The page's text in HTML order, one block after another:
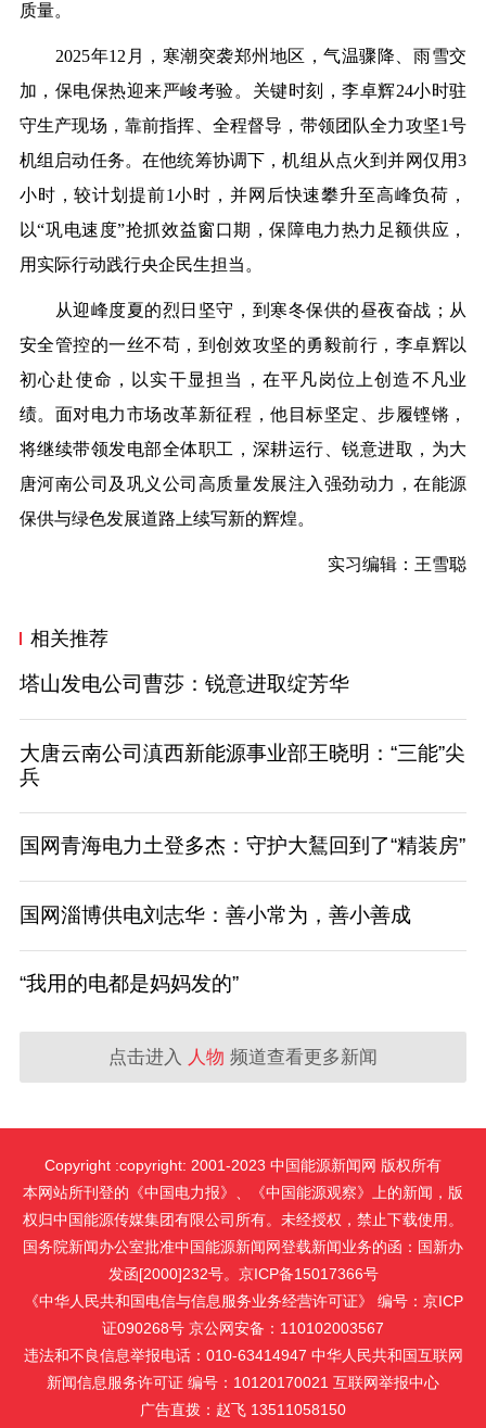
质量。
2025年12月，寒潮突袭郑州地区，气温骤降、雨雪交
加，保电保热迎来严峻考验。关键时刻，李卓辉24小时驻
守生产现场，靠前指挥、全程督导，带领团队全力攻坚1号
机组启动任务。在他统筹协调下，机组从点火到并网仅用3
小时，较计划提前1小时，并网后快速攀升至高峰负荷，
以“巩电速度”抢抓效益窗口期，保障电力热力足额供应，
用实际行动践行央企民生担当。
从迎峰度夏的烈日坚守，到寒冬保供的昼夜奋战；从
安全管控的一丝不苟，到创效攻坚的勇毅前行，李卓辉以
初心赴使命，以实干显担当，在平凡岗位上创造不凡业
绩。面对电力市场改革新征程，他目标坚定、步履铿锵，
将继续带领发电部全体职工，深耕运行、锐意进取，为大
唐河南公司及巩义公司高质量发展注入强劲动力，在能源
保供与绿色发展道路上续写新的辉煌。
实习编辑：王雪聪
相关推荐
塔山发电公司曹莎：锐意进取绽芳华
大唐云南公司滇西新能源事业部王晓明：“三能”尖
兵
国网青海电力土登多杰：守护大鵟回到了“精装房”
国网淄博供电刘志华：善小常为，善小善成
“我用的电都是妈妈发的”
点击进入 人物 频道查看更多新闻
Copyright :copyright: 2001-2023 中国能源新闻网 版权所有
本网站所刊登的《中国电力报》、《中国能源观察》上的新闻，版
权归中国能源传媒集团有限公司所有。未经授权，禁止下载使用。
国务院新闻办公室批准中国能源新闻网登载新闻业务的函：国新办
发函[2000]232号。京ICP备15017366号
《中华人民共和国电信与信息服务业务经营许可证》 编号：京ICP
证090268号 京公网安备：110102003567
违法和不良信息举报电话：010-63414947 中华人民共和国互联网
新闻信息服务许可证 编号：10120170021 互联网举报中心
广告直拨：赵飞 13511058150